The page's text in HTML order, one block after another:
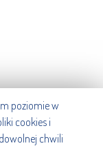
poziomie w
cookies i
chwili